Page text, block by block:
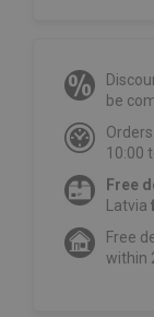
be
10:00
Free
Latvia
Free
within